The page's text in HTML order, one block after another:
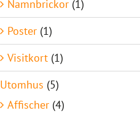
Namnbrickor (1)
Poster (1)
Visitkort (1)
Utomhus (5)
Affischer (4)